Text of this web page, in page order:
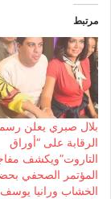
مرتبط
بلال صبري يعلن
الرقابة على “أوراق
التاروت”ويكشف
المؤتمر الصحفي
الخشاب ورانيا